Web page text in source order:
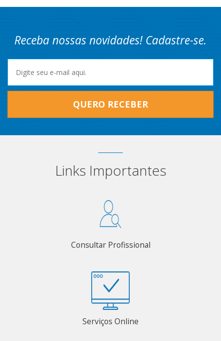
Receba nossas novidades! Cadastre-se.
QUERO RECEBER
Links Importantes
Consultar Profissional
Serviços Online